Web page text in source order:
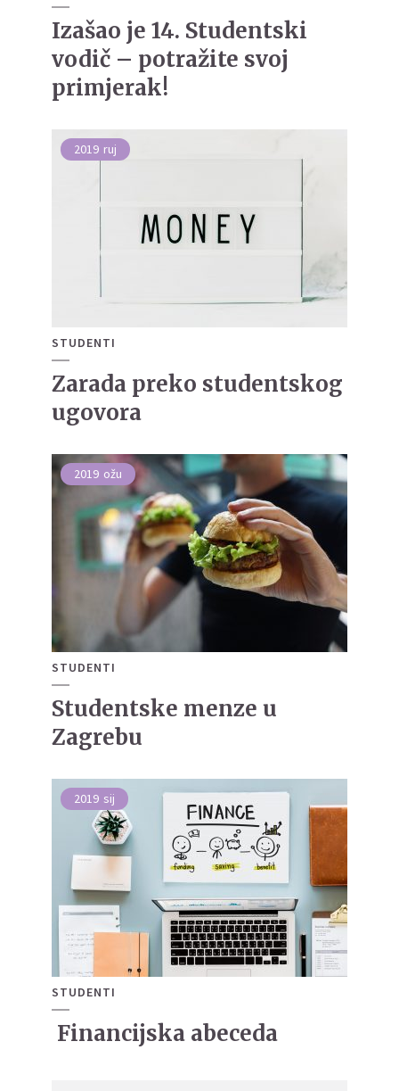
Izašao je 14. Studentski
vodič – potražite svoj
primjerak!
2019 ruj
STUDENTI
Zarada preko studentskog
ugovora
2019 ožu
STUDENTI
Studentske menze u
Zagrebu
2019 sij
STUDENTI
Financijska abeceda